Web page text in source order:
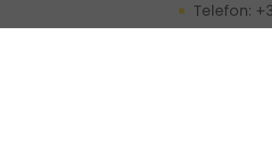
Telefon: